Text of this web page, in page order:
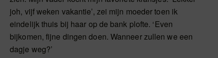
joh, vijf weken vakantie’, zei mijn moeder toen ik
eindelijk thuis bij haar op de bank plofte. ‘Even
bijkomen, fijne dingen doen. Wanneer zullen we een
dagje weg?’